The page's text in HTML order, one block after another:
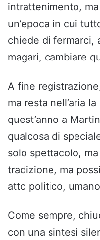
intrattenimento,
un’epoca in cui
chiede di fermarci,
magari, cambiare
A fine
ma resta nell’aria
quest’anno a
qualcosa di
solo spettacolo,
tradizione, ma
atto politico,
Come sempre,
con una sintesi